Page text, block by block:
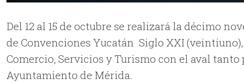
Del 12 al 15 de octubre se realizará la décimo
de Convenciones Yucatán Siglo XXI
Comercio, Servicios y Turismo con el aval
Ayuntamiento de Mérida.